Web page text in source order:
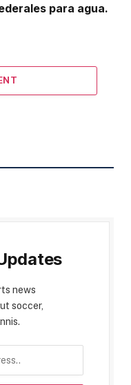
para agua.
news
soccer,